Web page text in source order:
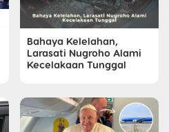
Bahaya Kelelahan,
Larasati Nugroho Alami
Kecelakaan Tunggal